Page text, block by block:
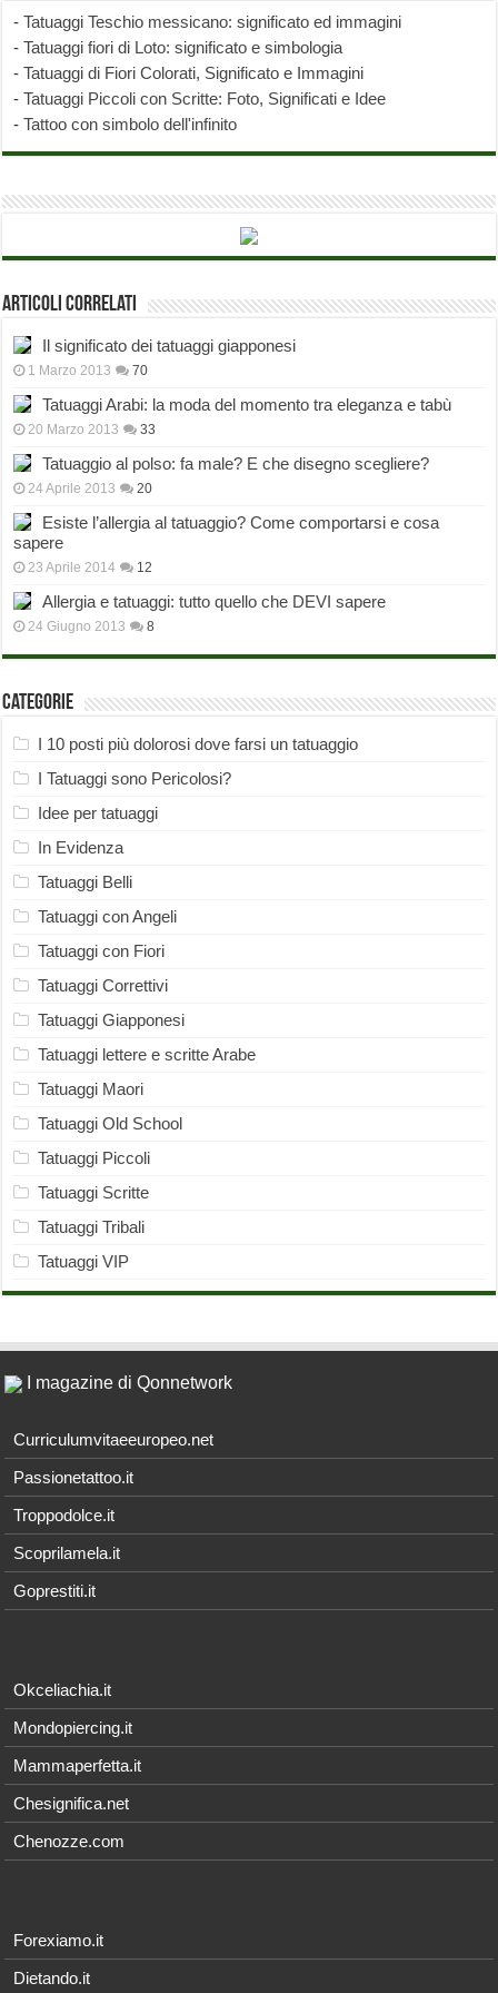
-Tatuaggi Teschio messicano: significato ed immagini
-Tatuaggi fiori di Loto: significato e simbologia
-Tatuaggi di Fiori Colorati, Significato e Immagini
-Tatuaggi Piccoli con Scritte: Foto, Significati e Idee
-Tattoo con simbolo dell'infinito
Articoli correlati
Il significato dei tatuaggi giapponesi
1 Marzo 2013 70
Tatuaggi Arabi: la moda del momento tra eleganza e tabù
20 Marzo 2013 33
Tatuaggio al polso: fa male? E che disegno scegliere?
24 Aprile 2013 20
Esiste l’allergia al tatuaggio? Come comportarsi e cosa
sapere
23 Aprile 2014 12
Allergia e tatuaggi: tutto quello che DEVI sapere
24 Giugno 2013 8
Categorie
I 10 posti più dolorosi dove farsi un tatuaggio
I Tatuaggi sono Pericolosi?
Idee per tatuaggi
In Evidenza
Tatuaggi Belli
Tatuaggi con Angeli
Tatuaggi con Fiori
Tatuaggi Correttivi
Tatuaggi Giapponesi
Tatuaggi lettere e scritte Arabe
Tatuaggi Maori
Tatuaggi Old School
Tatuaggi Piccoli
Tatuaggi Scritte
Tatuaggi Tribali
Tatuaggi VIP
I magazine di Qonnetwork
Curriculumvitaeeuropeo.net
Passionetattoo.it
Troppodolce.it
Scoprilamela.it
Goprestiti.it
Okceliachia.it
Mondopiercing.it
Mammaperfetta.it
Chesignifica.net
Chenozze.com
Forexiamo.it
Dietando.it